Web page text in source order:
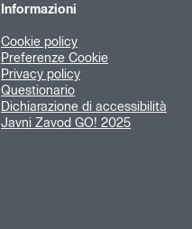
Informazioni
Cookie policy
Preferenze Cookie
Privacy policy
Questionario
Dichiarazione di accessibilità
Javni Zavod GO! 2025